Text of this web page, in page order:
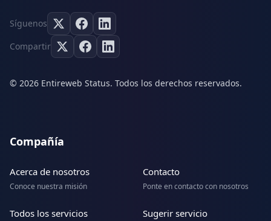
Síguenos
Compartir
© 2026 Entireweb Status. Todos los derechos reservados.
Compañía
Acerca de nosotros
Conoce nuestra misión
Contacto
Ponte en contacto con nosotros
Todos los servicios Sugerir servicio